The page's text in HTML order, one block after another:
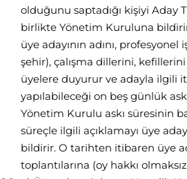
olduğunu saptadığı kişiyi Aday
birlikte Yönetim Kuruluna
üye adayının adını, profesyonel
şehir), çalışma dillerini,
üyelere duyurur ve adayla ilgili
yapılabileceği on beş günlük
Yönetim Kurulu askı süresinin
süreçle ilgili açıklamayı üye
bildirir. O tarihten itibaren üye
toplantılarına (oy hakkı